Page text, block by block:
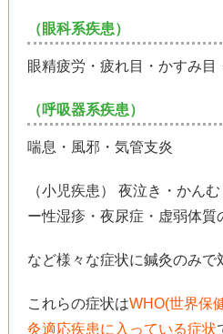
（眼科系疾患）
眼精疲労・疲れ目・かすみ目
（呼吸器系疾患）
喘息・風邪・気管支炎
（小児疾患） 夜泣き・かん
ー性湿疹・夜尿症・虚弱体質
など様々な症状に鍼灸のみで
これらの症状はWHO(世界保
灸適応疾患に入っている症状